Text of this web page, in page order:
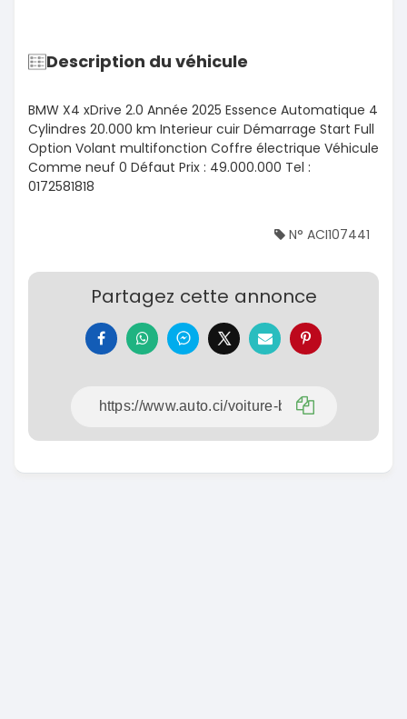
Description du véhicule
BMW X4 xDrive 2.0 Année 2025 Essence Automatique 4
Cylindres 20.000 km Interieur cuir Démarrage Start Full
Option Volant multifonction Coffre électrique Véhicule
Comme neuf 0 Défaut Prix : 49.000.000 Tel :
0172581818
N° ACI107441
Partagez cette annonce